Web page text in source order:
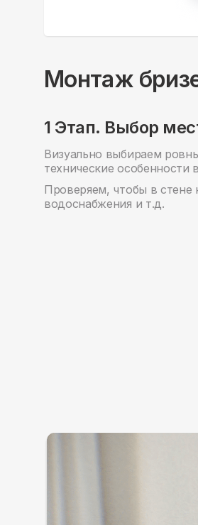
Монтаж
1 Этап. Выбор
Визуально выбираем
технические особенности
Проверяем, чтобы в стене
водоснабжения и т.д.